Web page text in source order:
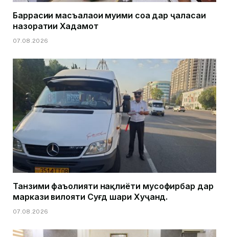
Баррасии масъалаҳои муҳими соҳа дар ҷаласаи
назоратии Хадамот
07.08.2026
Танзими фаъолияти нақлиёти мусофирбар дар
маркази вилояти Суғд шаҳри Хуҷанд.
07.08.2026